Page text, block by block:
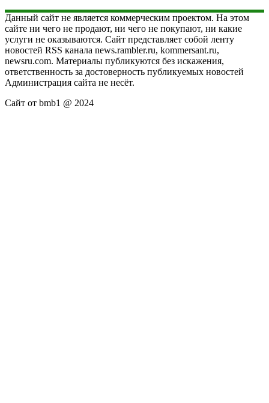
Данный сайт не является коммерческим проектом. На этом
сайте ни чего не продают, ни чего не покупают, ни какие
услуги не оказываются. Сайт представляет собой ленту
новостей RSS канала news.rambler.ru, kommersant.ru,
newsru.com. Материалы публикуются без искажения,
ответственность за достоверность публикуемых новостей
Администрация сайта не несёт.
Сайт от bmb1 @ 2024